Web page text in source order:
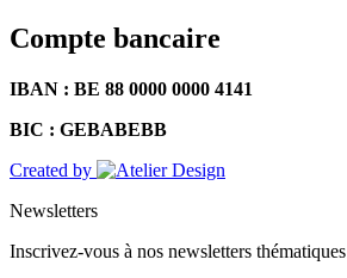
Compte bancaire
IBAN : BE 88 0000 0000 4141
BIC : GEBABEBB
Created by
Newsletters
Inscrivez-vous à nos newsletters thématiques